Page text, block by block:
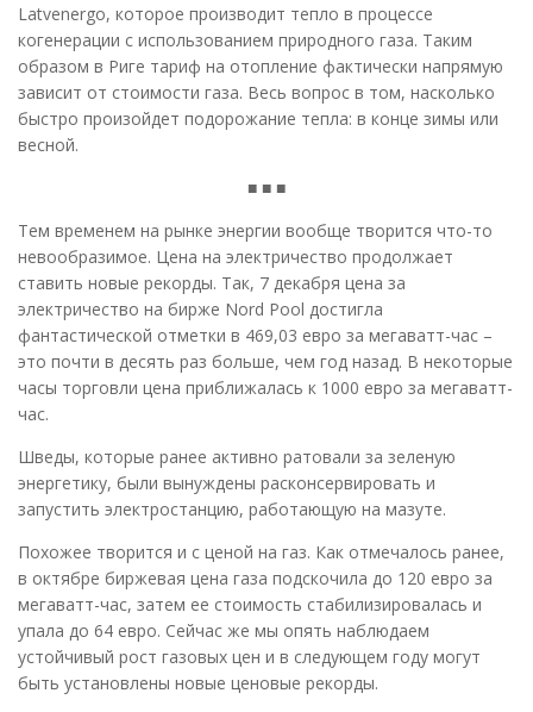
Latvenergo, которое производит тепло в процессе
когенерации с использованием природного газа. Таким
образом в Риге тариф на отопление фактически напрямую
зависит от стоимости газа. Весь вопрос в том, насколько
быстро произойдет подорожание тепла: в конце зимы или
весной.
■ ■ ■
Тем временем на рынке энергии вообще творится что-то
невообразимое. Цена на электричество продолжает
ставить новые рекорды. Так, 7 декабря цена за
электричество на бирже Nord Pool достигла
фантастической отметки в 469,03 евро за мегаватт-час –
это почти в десять раз больше, чем год назад. В некоторые
часы торговли цена приближалась к 1000 евро за мегаватт-
час.
Шведы, которые ранее активно ратовали за зеленую
энергетику, были вынуждены расконсервировать и
запустить электростанцию, работающую на мазуте.
Похожее творится и с ценой на газ. Как отмечалось ранее,
в октябре биржевая цена газа подскочила до 120 евро за
мегаватт-час, затем ее стоимость стабилизировалась и
упала до 64 евро. Сейчас же мы опять наблюдаем
устойчивый рост газовых цен и в следующем году могут
быть установлены новые ценовые рекорды.